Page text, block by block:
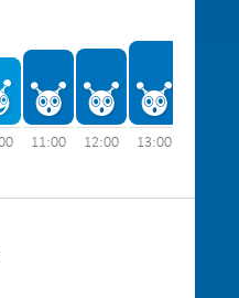
11:00 12:00 13:00